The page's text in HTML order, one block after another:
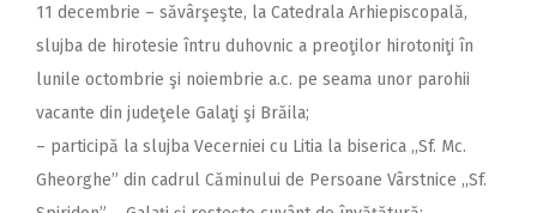
11 decembrie – săvârşeşte, la Catedrala Arhiepiscopală,
slujba de hirotesie întru duhovnic a preoţilor hirotoniţi în
lunile octombrie şi noiembrie a.c. pe seama unor parohii
vacante din judeţele Galaţi şi Brăila;
– participă la slujba Vecerniei cu Litia la biserica ,,Sf. Mc.
Gheorghe” din cadrul Căminului de Persoane Vârstnice ,,Sf.